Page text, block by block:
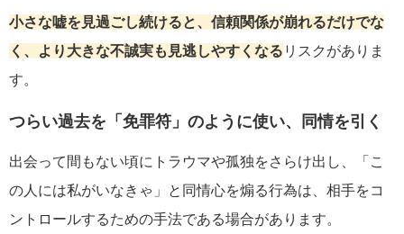
小さな嘘を見過ごし続けると、信頼関係が崩れるだけでな
く、より大きな不誠実も見逃しやすくなる リスクがありま
す。
つらい過去を「免罪符」のように使い、同情を引く
出会って間もない頃にトラウマや孤独をさらけ出し、「こ
の人には私がいなきゃ」と同情心を煽る行為は、相手をコ
ントロールするための手法である場合があります。